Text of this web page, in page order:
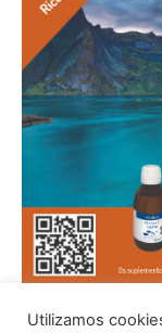
Utilizamos